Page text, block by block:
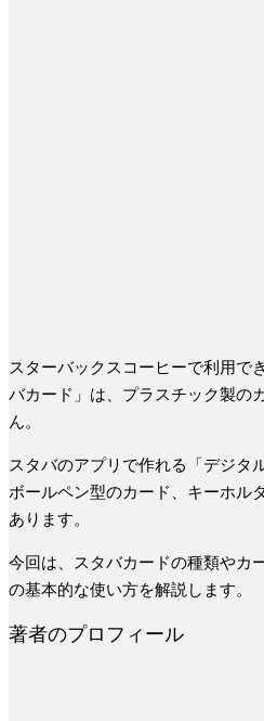
スターバックスコーヒーで利用で
バカード」は、プラスチック製の
ん。
スタバのアプリで作れる「デジタ
ボールペン型のカード、キーホル
あります。
今回は、スタバカードの種類やカ
の基本的な使い方を解説します。
著者のプロフィール